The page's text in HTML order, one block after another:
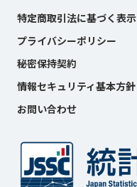
特定商取引法に基づく表示
プライバシーポリシー
秘密保持契約
情報セキュリティ基本方針
お問い合わせ